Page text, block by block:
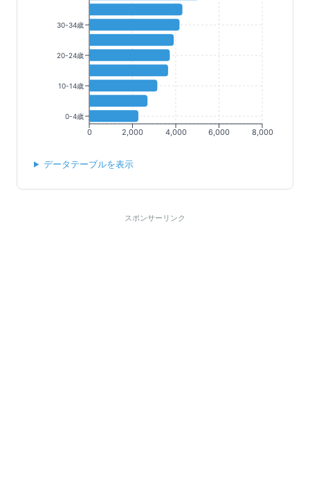
0 2,000 4,000 6,000 8,000
30-34歳
20-24歳
10-14歳
0-4歳
データテーブルを表示
スポンサーリンク